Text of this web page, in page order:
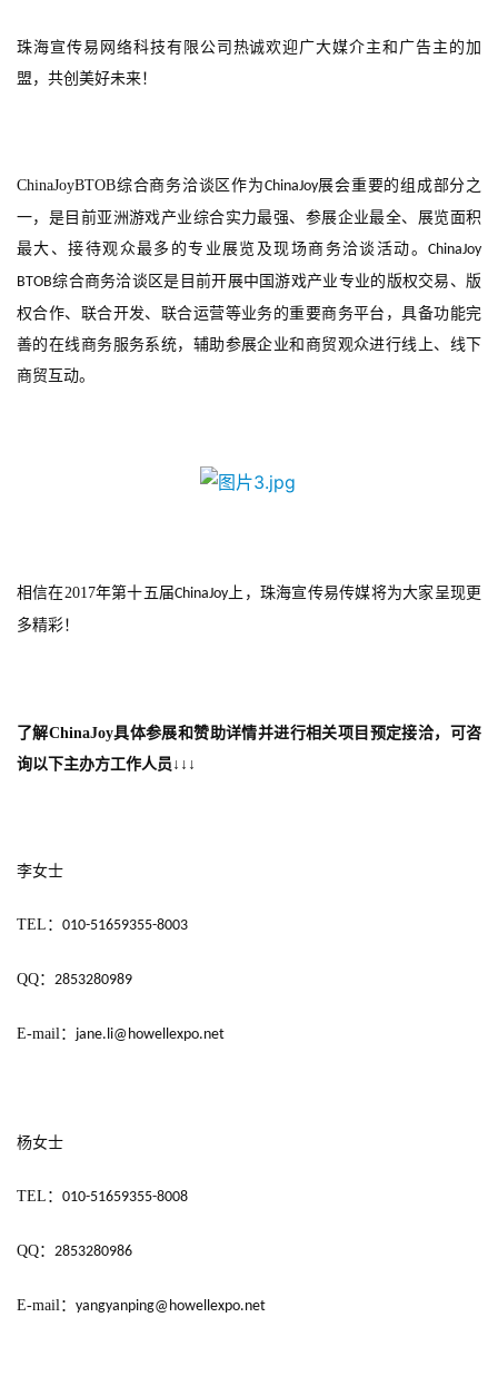
首
页
原
业
机
戏
游
闲
戏
珠海宣传易网络科技有限公司热诚欢迎广大媒介主和广告主的加
盟，共创美好未来！
ChinaJoyBTOB综合商务洽谈区作为ChinaJoy展会重要的组成部分之
一，是目前亚洲游戏产业综合实力最强、参展企业最全、展览面积
最大、接待观众最多的专业展览及现场商务洽谈活动。 ChinaJoy
BTOB综合商务洽谈区是目前开展中国游戏产业专业的版权交易、版
权合作、联合开发、联合运营等业务的重要商务平台，具备功能完
善的在线商务服务系统，辅助参展企业和商贸观众进行线上、线下
商贸互动。
相信在2017年第十五届ChinaJoy 上，珠海宣传易传媒将为大家呈现更
多精彩！
了解ChinaJoy具体参展和赞助详情并进行相关项目预定接洽，可咨
询以下主办方工作人员↓↓↓
李女士
TEL ： 010-51659355-8003
QQ： 2853280989
E-mail： jane.li@howellexpo.net
杨女士
TEL ： 010-51659355-8008
QQ： 2853280986
E-mail： yangyanping@howellexpo.net